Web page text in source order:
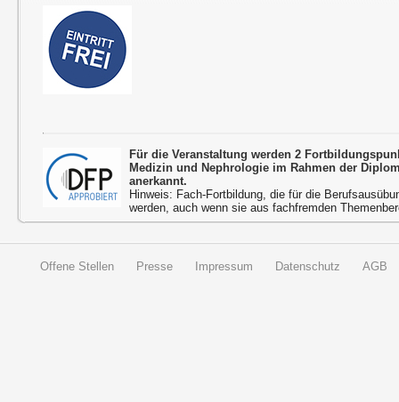
Für die Veranstaltung werden 2
Medizin und Nephrologie im Rahmen der
anerkannt.
Hinweis: Fach-Fortbildung, die für die
werden, auch wenn sie aus fachfremden
Offene Stellen Presse Impressum Datenschutz AGB